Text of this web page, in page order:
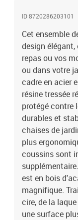
ID 8720286203101
Cet ensemble
design
repas ou vos
ou dans votre
cadre en acier
résine tressée
protégé contre
durables et
chaises de
plus
coussins sont
est en bois
magnifique.
cire, de la
une surface